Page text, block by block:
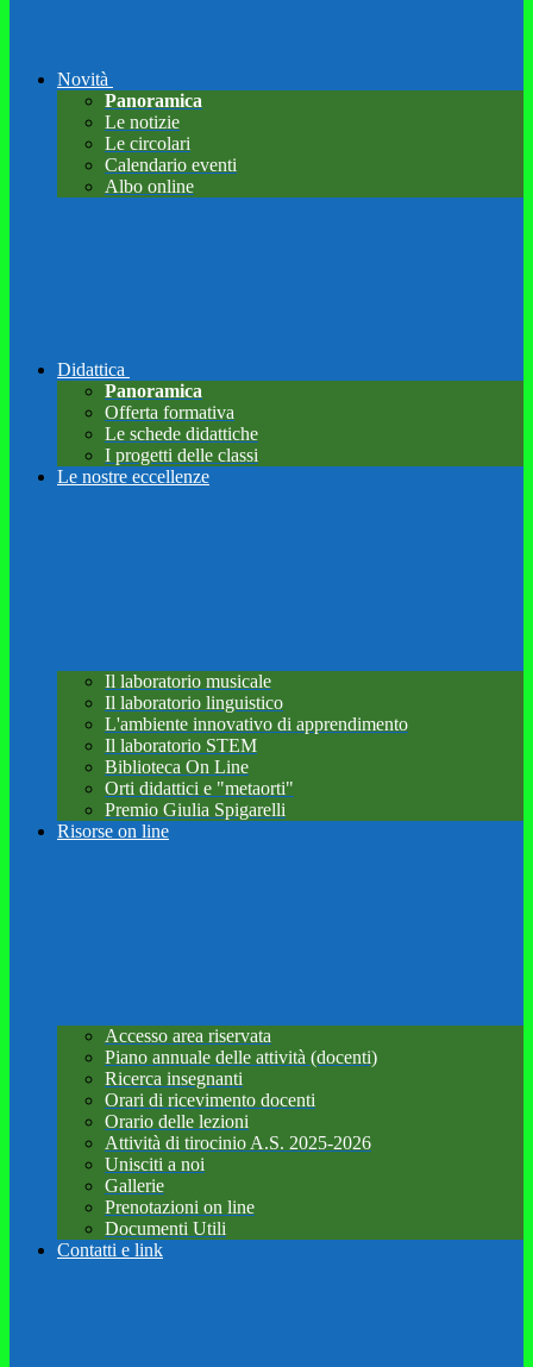
Novità
Panoramica
Le notizie
Le circolari
Calendario eventi
Albo online
Didattica
Panoramica
Offerta formativa
Le schede didattiche
I progetti delle classi
Le nostre eccellenze
Il laboratorio musicale
Il laboratorio linguistico
L'ambiente innovativo di apprendimento
Il laboratorio STEM
Biblioteca On Line
Orti didattici e "metaorti"
Premio Giulia Spigarelli
Risorse on line
Accesso area riservata
Piano annuale delle attività (docenti)
Ricerca insegnanti
Orari di ricevimento docenti
Orario delle lezioni
Attività di tirocinio A.S. 2025-2026
Unisciti a noi
Gallerie
Prenotazioni on line
Documenti Utili
Contatti e link